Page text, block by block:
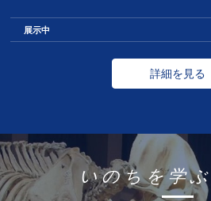
展示中
詳細を見る
いのちを学